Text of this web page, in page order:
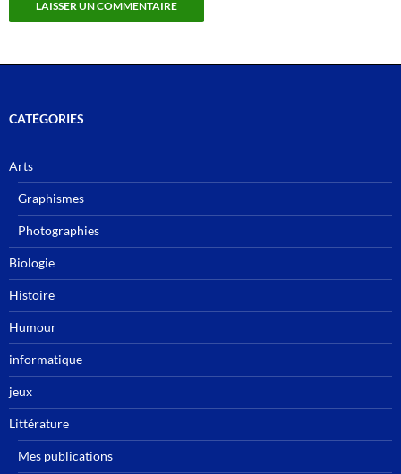
CATÉGORIES
Arts
Graphismes
Photographies
Biologie
Histoire
Humour
informatique
jeux
Littérature
Mes publications